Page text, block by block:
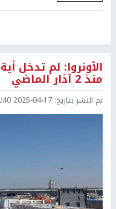
الأونروا: لم تدخل
منذ 2 آذار الماضي
تم النشر بتاريخ: 2025-04-17 22:40